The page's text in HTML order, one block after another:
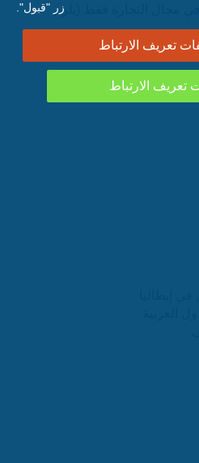
مجال التجارة فقط (يلزمزر "قبول".
تعريف الارتباط
تعريف الارتباط